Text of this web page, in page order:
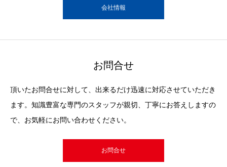
会社情報
お問合せ
頂いたお問合せに対して、出来るだけ迅速に対応させていただき
ます。知識豊富な専門のスタッフが親切、丁寧にお答えしますの
で、お気軽にお問い合わせください。
お問合せ